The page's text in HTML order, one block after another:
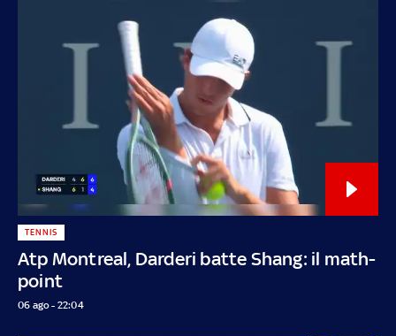
Atp Montreal, Darderi batte Shang: il math-
point
TENNIS
06 ago - 22:04